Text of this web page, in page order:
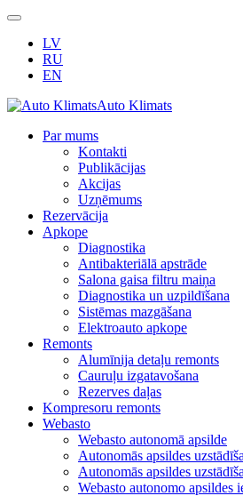
LV
RU
EN
Auto Klimats
Par mums
Kontakti
Publikācijas
Akcijas
Uzņēmums
Rezervācija
Apkope
Diagnostika
Antibakteriālā apstrāde
Salona gaisa filtru maiņa
Diagnostika un uzpildīšana
Sistēmas mazgāšana
Elektroauto apkope
Remonts
Alumīnija detaļu remonts
Cauruļu izgatavošana
Rezerves daļas
Kompresoru remonts
Webasto
Webasto autonomā apsilde
Autonomās apsildes
Autonomās apsildes
Webasto autonomo apsildes